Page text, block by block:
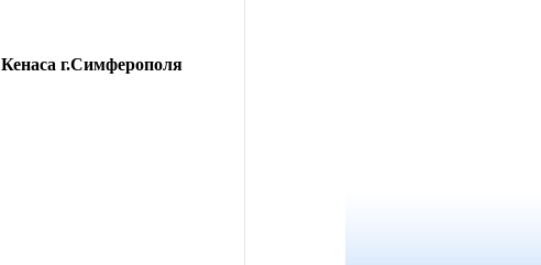
Кенаса г.Симферополя